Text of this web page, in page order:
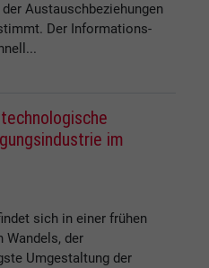
Austauschbeziehungen
Der Informations-
im
sich in einer frühen
Wandels, der
Umgestaltung der